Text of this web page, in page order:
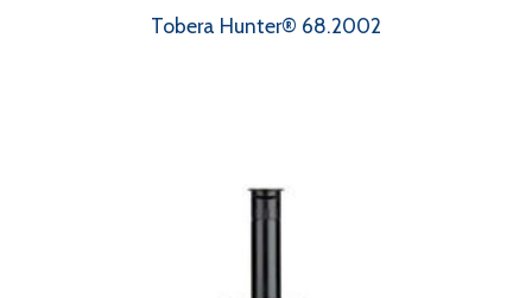
Tobera Hunter® 68.2002